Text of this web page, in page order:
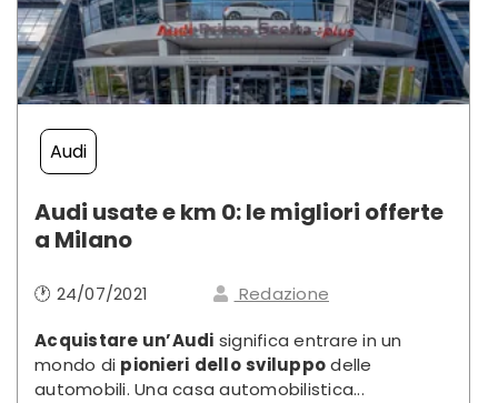
Audi
Audi usate e km 0: le migliori offerte
a Milano
🕐 24/07/2021
Redazione
Acquistare un’Audi significa entrare in un
mondo di pionieri dello sviluppodelle
automobili. Una casa automobilistica...